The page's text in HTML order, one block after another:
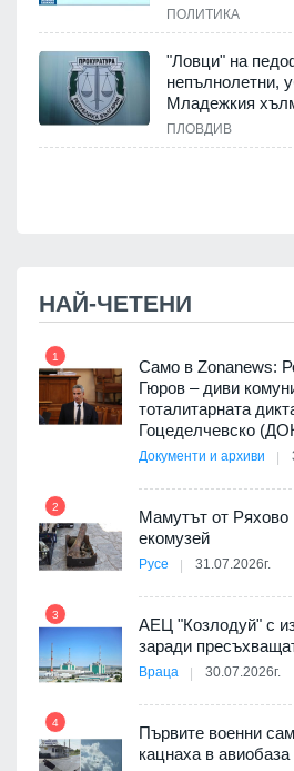
ПОЛИТИКА
"Ловци" на
непълнолетни,
Младежкия
ПЛОВДИВ
НАЙ-ЧЕТЕНИ
1
Само в Zonanews:
Гюров – диви
тоталитарната
Гоцеделчевско
Документи и архиви
2
Мамутът от Ряхово
екомузей
Русе 31.07.2026г.
3
АЕЦ "Козлодуй" с
заради
Враца 30.07.2026г.
4
Първите военни
кацнаха в